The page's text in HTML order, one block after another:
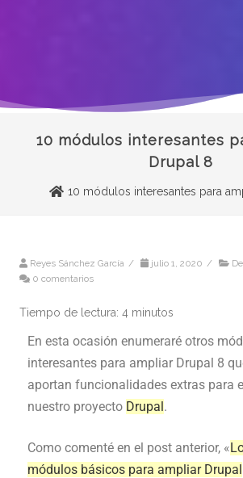
10 módulos interesantes
Drupal 8
10 módulos interesantes para
Reyes Sánchez García / julio 1, 2020 /
0 comentarios
Tiempo de lectura: 4 minutos
En esta ocasión enumeraré otros
interesantes para ampliar Drupal 8
aportan funcionalidades extras para
nuestro proyecto Drupal.
Como comenté en el post anterior, «
módulos básicos para ampliar Drupal